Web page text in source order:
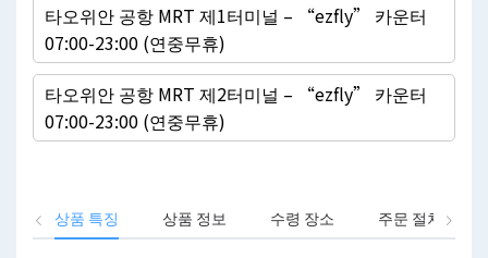
타오위안 공항 MRT 제1터미널 – “ezfly” 카운터
07:00-23:00 (연중무휴)
타오위안 공항 MRT 제2터미널 – “ezfly” 카운터
07:00-23:00 (연중무휴)
상품 특징 상품 정보 수령 장소 주문 절차